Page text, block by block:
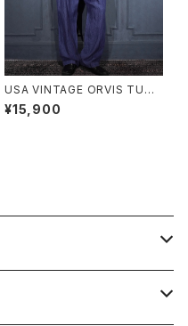
USA VINTAGE ORVIS TUCK
DESIGN LINEN100% SLACK
S PANTS/アメリカ古着タックデ
¥15,900